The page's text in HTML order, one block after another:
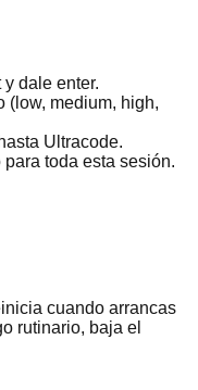
dale enter.
(low, medium, high,
Ultracode.
toda esta sesión.
cuando arrancas
rutinario, baja el